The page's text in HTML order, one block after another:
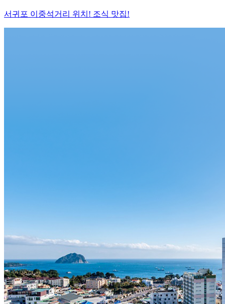
서귀포 이중석거리 위치! 조식 맛집!